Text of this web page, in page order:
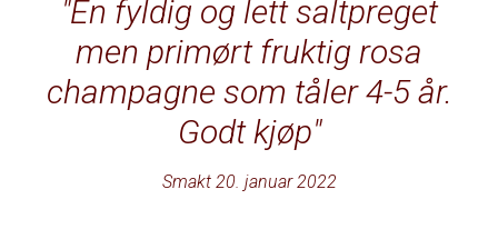
En fyldig og lett saltpreget
men primørt fruktig rosa
champagne som tåler 4-5 år.
Godt kjøp
Smakt 20. januar 2022